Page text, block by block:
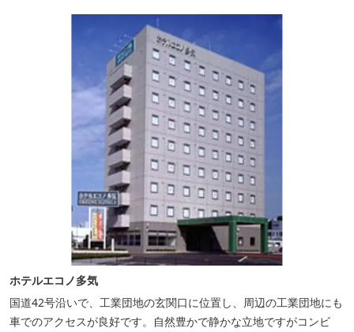
ホテルエコノ多気
国道42号沿いで、工業団地の玄関口に位置し、周辺の工業団地にも
車でのアクセスが良好です。自然豊かで静かな立地ですがコンビ